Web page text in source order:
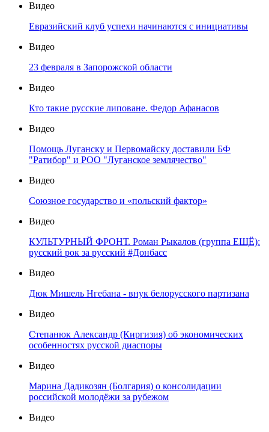
Видео
Евразийский клуб успехи начинаются с инициативы
Видео
23 февраля в Запорожской области
Видео
Кто такие русские липоване. Федор Афанасов
Видео
Помощь Луганску и Первомайску доставили БФ
"Ратибор" и РОО "Луганское землячество"
Видео
Союзное государство и «польский фактор»
Видео
КУЛЬТУРНЫЙ ФРОНТ. Роман Рыкалов (группа ЕЩЁ):
русский рок за русский #Донбасс
Видео
Дюк Мишель Нгебана - внук белорусского партизана
Видео
Степанюк Александр (Киргизия) об экономических
особенностях русской диаспоры
Видео
Марина Дадикозян (Болгария) о консолидации
российской молодёжи за рубежом
Видео